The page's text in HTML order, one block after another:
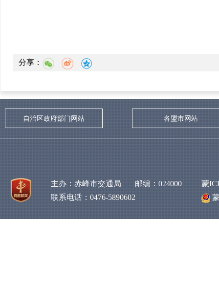
分享：
自治区政府部门网站 各盟市网站
主办：赤峰市交通局 邮编：024000
联系电话：0476-5890602
蒙